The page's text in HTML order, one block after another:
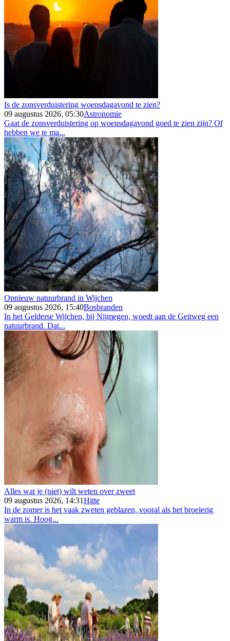
Is de zonsverduistering woensdagavond te zien?
09 augustus 2026, 05:30Astronomie
Gaat de zonsverduistering op woensdagavond goed te zien zijn? Of
hebben we te ma...
Opnieuw natuurbrand in Wijchen
09 augustus 2026, 15:40Bosbranden
In het Gelderse Wijchen, bij Nijmegen, woedt aan de Geitweg een
natuurbrand. Dat...
Alles wat je (niet) wilt weten over zweet
09 augustus 2026, 14:31Hitte
In de zomer is het vaak zweten geblazen, vooral als het broeierig
warm is. Hoog...